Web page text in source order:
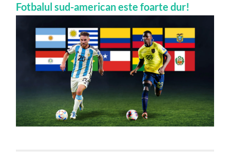
Fotbalul sud-american este foarte dur!